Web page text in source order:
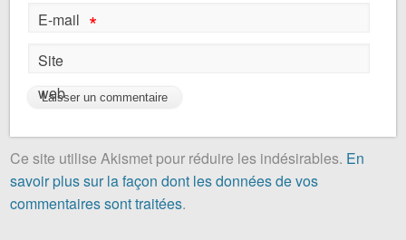
E-mail *
Site
web
Ce site utilise Akismet pour réduire les indésirables. En
savoir plus sur la façon dont les données de vos
commentaires sont traitées.